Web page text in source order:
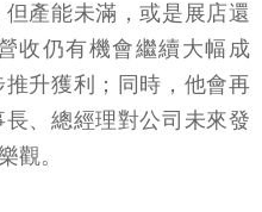
產能未滿，或是展店還
收仍有機會繼續大幅成
升獲利；同時，他會再
、總經理對公司未來發
觀。